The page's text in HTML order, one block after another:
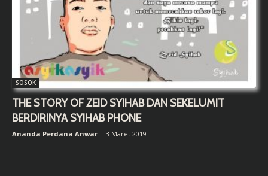
SOSOK
THE STORY OF ZEID SYIHAB DAN SEKELUMIT
BERDIRINYA SYIHAB PHONE
Ananda Perdana Anwar - 3 Maret 2019